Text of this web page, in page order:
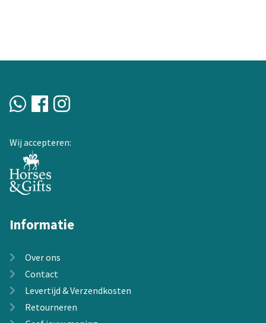
Wij accepteren:
Informatie
Over ons
Contact
Levertijd & Verzendkosten
Retourneren